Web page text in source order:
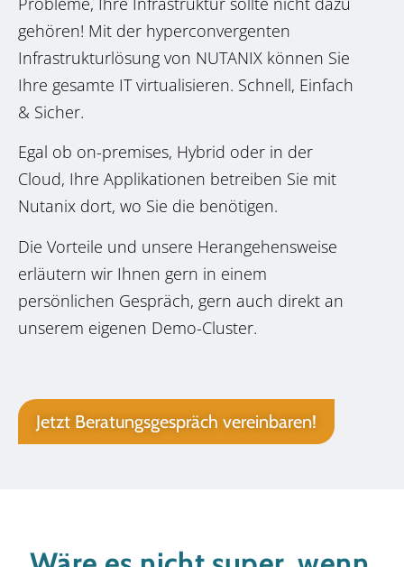
gehören! Mit der hyperconvergenten
Infrastrukturlösung von NUTANIX können Sie
Ihre gesamte IT virtualisieren. Schnell, Einfach
& Sicher.
Egal ob on-premises, Hybrid oder in der
Cloud, Ihre Applikationen betreiben Sie mit
Nutanix dort, wo Sie die benötigen.
Die Vorteile und unsere Herangehensweise
erläutern wir Ihnen gern in einem
persönlichen Gespräch, gern auch direkt an
unserem eigenen Demo-Cluster.
Jetzt Beratungsgespräch vereinbaren!